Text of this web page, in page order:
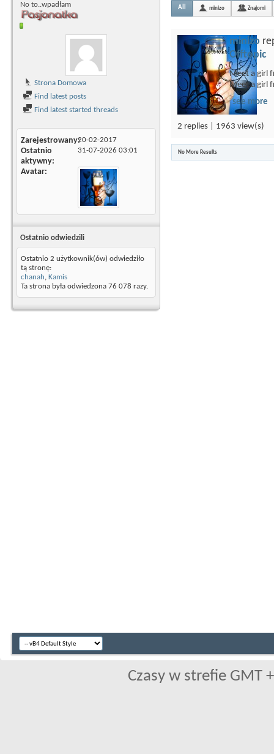
No to..wpadłam
Strona Domowa
Find latest posts
Find latest started threads
Zarejestrowany20-02-2017
Ostatnio
aktywny
31-07-2026 03:01
Avatar
Ostatnio odwiedzili
Ostatnio 2 użytkownik(ów) odwiedziło
tą stronę:
chanah, Kamis
Ta strona była odwiedzona 76 078 razy.
All minizo Znajomi
minizo
Offtopic
Meet a girl
Meet a girl
see more
2 replies | 1963 view(s)
No More Results
Czasy w strefie GMT